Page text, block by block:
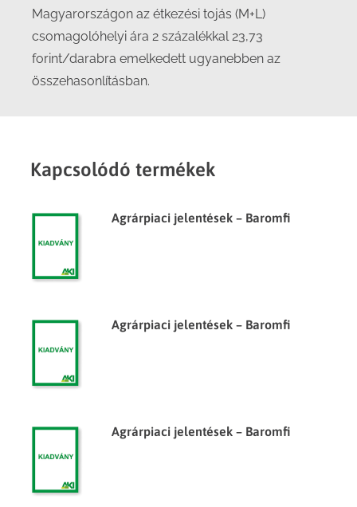
Magyarországon az étkezési tojás (M+L)
csomagolóhelyi ára 2 százalékkal 23,73
forint/darabra emelkedett ugyanebben az
összehasonlításban.
Kapcsolódó termékek
Agrárpiaci jelentések – Baromfi
Agrárpiaci jelentések – Baromfi
Agrárpiaci jelentések – Baromfi